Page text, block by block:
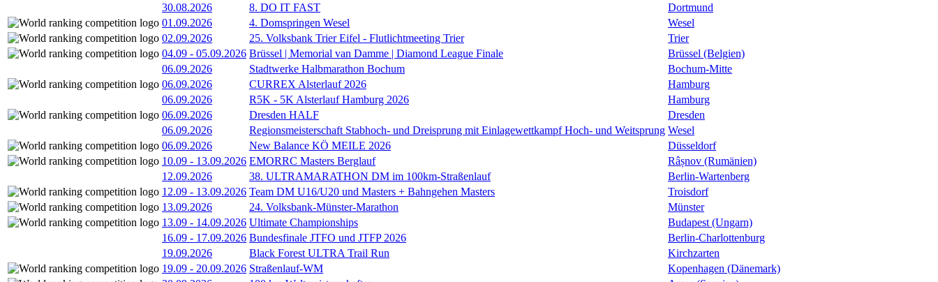
30.08.2026
8. DO IT FAST
Dortmund
01.09.2026
4. Domspringen Wesel
Wesel
02.09.2026
25. Volksbank Trier Eifel - Flutlichtmeeting Trier
Trier
04.09 - 05.09.2026 Brüssel | Memorial van Damme | Diamond League Finale
Brüssel (Belgien)
06.09.2026
Stadtwerke Halbmarathon Bochum
Bochum-Mitte
06.09.2026
CURREX Alsterlauf 2026
Hamburg
06.09.2026
R5K - 5K Alsterlauf Hamburg 2026
Hamburg
06.09.2026
Dresden HALF
Dresden
06.09.2026
Regionsmeisterschaft Stabhoch- und Dreisprung mit Einlagewettkampf Hoch- und Weitsprung Wesel
06.09.2026
New Balance KÖ MEILE 2026
Düsseldorf
10.09 - 13.09.2026 EMORRC Masters Berglauf
Râșnov (Rumänien)
12.09.2026
38. ULTRAMARATHON DM im 100km-Straßenlauf
Berlin-Wartenberg
12.09 - 13.09.2026 Team DM U16/U20 und Masters + Bahngehen Masters
Troisdorf
13.09.2026
24. Volksbank-Münster-Marathon
Münster
13.09 - 14.09.2026 Ultimate Championships
Budapest (Ungarn)
16.09 - 17.09.2026 Bundesfinale JTFO und JTFP 2026
Berlin-Charlottenburg
19.09.2026
Black Forest ULTRA Trail Run
Kirchzarten
19.09 - 20.09.2026 Straßenlauf-WM
Kopenhagen (Dänemark)